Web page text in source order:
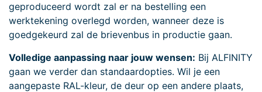
geproduceerd wordt zal er na bestelling een
werktekening overlegd worden, wanneer deze is
goedgekeurd zal de brievenbus in productie gaan.
Volledige aanpassing naar jouw wensen: Bij ALFINITY
gaan we verder dan standaardopties. Wil je een
aangepaste RAL-kleur, de deur op een andere plaats,